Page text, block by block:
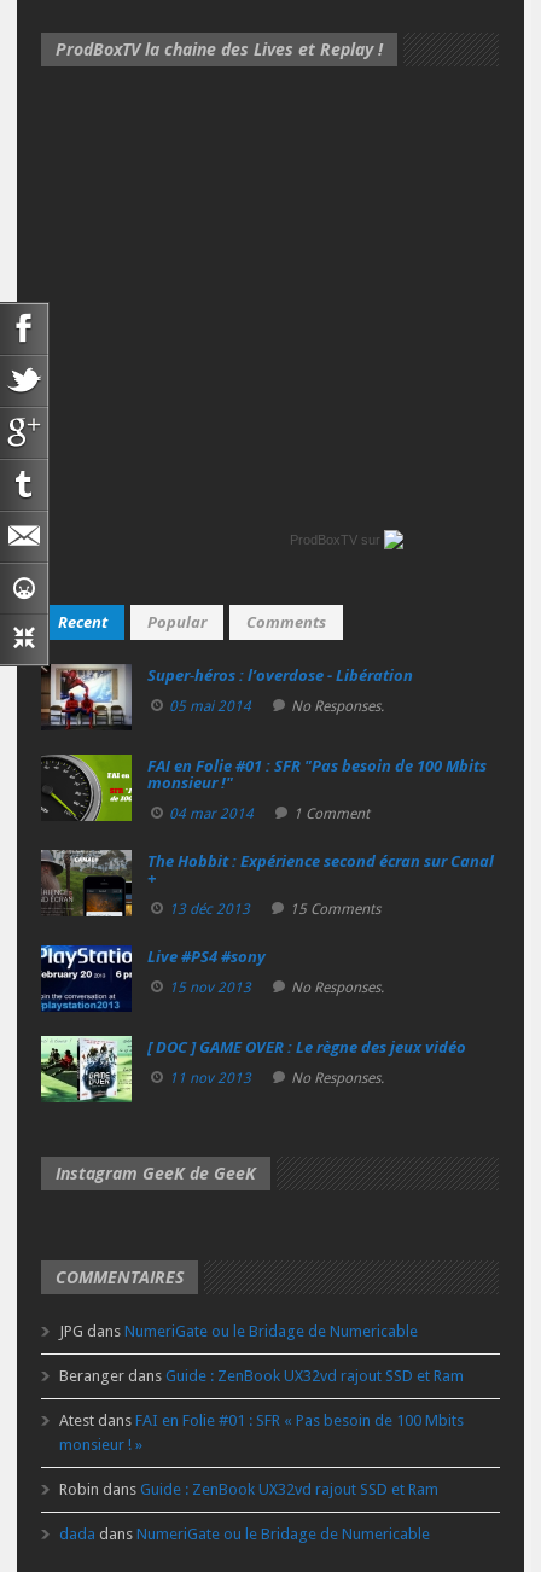
ProdBoxTV la chaine des Lives et Replay !
ProdBoxTV sur
Recent Popular Comments
Super‑héros : l’overdose - Libération
05 mai 2014 No Responses.
FAI en Folie #01 : SFR "Pas besoin de 100 Mbits
monsieur !"
04 mar 2014 1 Comment
The Hobbit : Expérience second écran sur Canal
+
13 déc 2013 15 Comments
Live #PS4 #sony
15 nov 2013 No Responses.
[ DOC ] GAME OVER : Le règne des jeux vidéo
11 nov 2013 No Responses.
Instagram GeeK de GeeK
COMMENTAIRES
JPG dans NumeriGate ou le Bridage de Numericable
Beranger dans Guide : ZenBook UX32vd rajout SSD et Ram
Atest dans FAI en Folie #01 : SFR « Pas besoin de 100 Mbits
monsieur ! »
Robin dans Guide : ZenBook UX32vd rajout SSD et Ram
dada dans NumeriGate ou le Bridage de Numericable